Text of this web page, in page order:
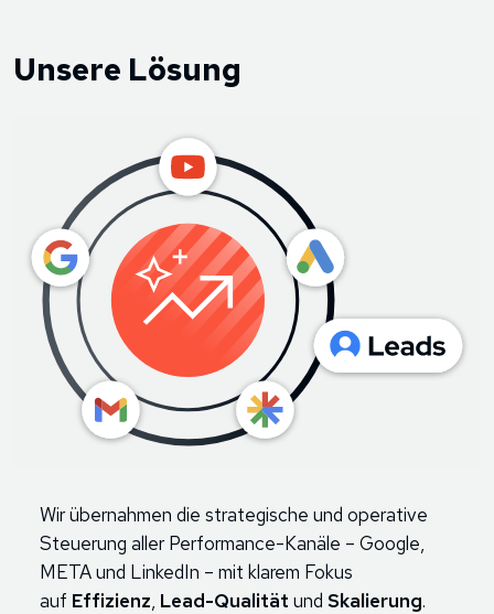
Unsere Lösung
Wir übernahmen die strategische und operative
Steuerung aller Performance-Kanäle – Google,
META und LinkedIn – mit klarem Fokus
auf Effizienz, Lead-Qualität und Skalierung.